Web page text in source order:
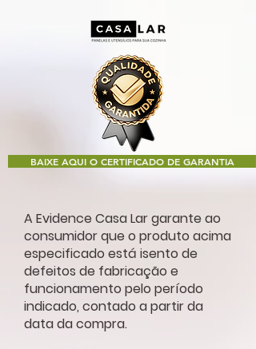
BAIXE AQUI O CERTIFICADO DE GARANTIA
A Evidence Casa Lar garante ao
consumidor que o produto acima
especificado está isento de
defeitos de fabricação e
funcionamento pelo período
indicado, contado a partir da
data da compra.